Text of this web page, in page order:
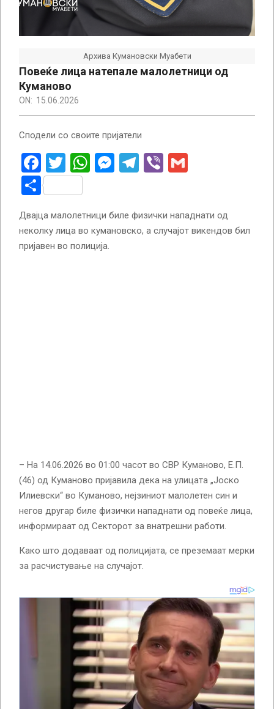
Архива Кумановски Муабети
Повеќе лица натепале малолетници од
Куманово
ON: 15.06.2026
Сподели со своите пријатели
Facebook
Twitter
WhatsApp
Messenger
Telegram
Viber
Share
Двајца малолетници биле физички нападнати од
неколку лица во кумановско, а случајот викендов бил
пријавен во полиција.
– На 14.06.2026 во 01:00 часот во СВР Куманово, Е.П.
(46) од Куманово пријавила дека на улицата „Јоско
Илиевски“ во Куманово, нејзиниот малолетен син и
негов другар биле физички нападнати од повеќе лица,
информираат од Секторот за внатрешни работи.
Како што додаваат од полицијата, се преземаат мерки
за расчистување на случајот.